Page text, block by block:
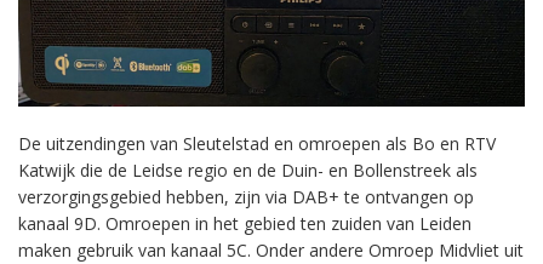
De uitzendingen van Sleutelstad en omroepen als Bo en RTV
Katwijk die de Leidse regio en de Duin- en Bollenstreek als
verzorgingsgebied hebben, zijn via DAB+ te ontvangen op
kanaal 9D. Omroepen in het gebied ten zuiden van Leiden
maken gebruik van kanaal 5C. Onder andere Omroep Midvliet uit